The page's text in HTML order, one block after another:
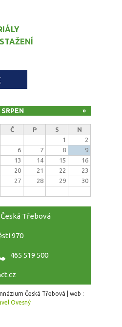
SRPEN »
Č P S
N
1
2
6 7 8
9
13 14 15
16
20 21 22
23
27 28 29
30
Třebová
970
465 519 500
Česká Třebová | web :
Ovesný